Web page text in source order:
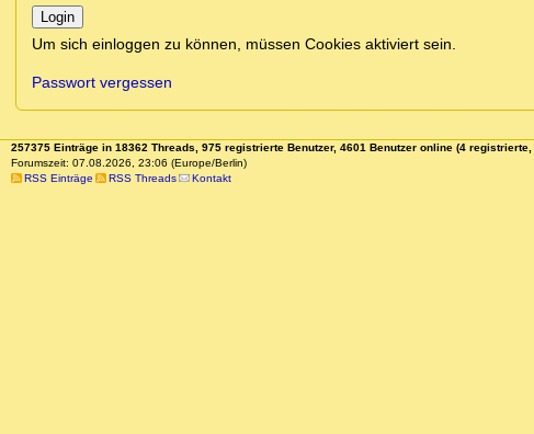
Login
Um sich einloggen zu können, müssen Cookies aktiviert sein.
Passwort vergessen
257375 Einträge in 18362 Threads, 975 registrierte Benutzer, 4601 Benutzer online (4 registrierte,
Forumszeit: 07.08.2026, 23:06 (Europe/Berlin)
RSS Einträge
RSS Threads Kontakt